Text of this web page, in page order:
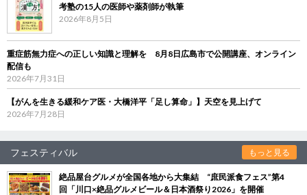
考塾の15人の医師や薬剤師が執筆
2026年8月5日
重症筋無力症への正しい知識と理解を 8月8日広島市で公開講座、オンライン
配信も
2026年7月31日
【がんを生きる緩和ケア医・大橋洋平「足し算命」】天空を見上げて
2026年7月28日
フェスティバル もっと見る
絶品屋台グルメが全国各地から大集結 “庶民派食フェス”第4
回「川口×絶品グルメビール＆日本酒祭り2026」を開催